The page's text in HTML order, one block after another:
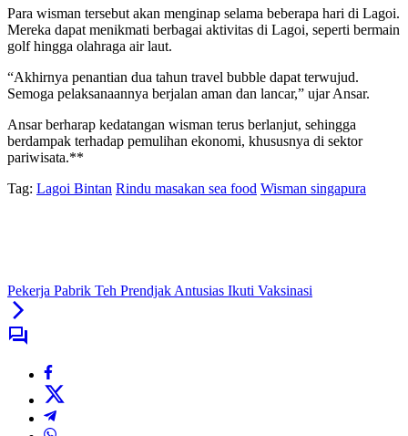
Para wisman tersebut akan menginap selama beberapa hari di Lagoi.
Mereka dapat menikmati berbagai aktivitas di Lagoi, seperti bermain
golf hingga olahraga air laut.
“Akhirnya penantian dua tahun travel bubble dapat terwujud.
Semoga pelaksanaannya berjalan aman dan lancar,” ujar Ansar.
Ansar berharap kedatangan wisman terus berlanjut, sehingga
berdampak terhadap pemulihan ekonomi, khususnya di sektor
pariwisata.**
Tag: Lagoi Bintan Rindu masakan sea food Wisman singapura
Pekerja Pabrik Teh Prendjak Antusias Ikuti Vaksinasi